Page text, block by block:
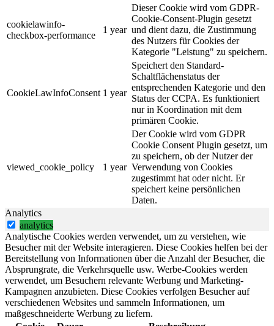
cookielawinfo-
checkbox-performance
1 year
Dieser Cookie wird vom GDPR-
Cookie-Consent-Plugin gesetzt
und dient dazu, die Zustimmung
des Nutzers für Cookies der
Kategorie "Leistung" zu speichern.
CookieLawInfoConsent 1 year
Speichert den Standard-
Schaltflächenstatus der
entsprechenden Kategorie und den
Status der CCPA. Es funktioniert
nur in Koordination mit dem
primären Cookie.
viewed_cookie_policy 1 year
Der Cookie wird vom GDPR
Cookie Consent Plugin gesetzt, um
zu speichern, ob der Nutzer der
Verwendung von Cookies
zugestimmt hat oder nicht. Er
speichert keine persönlichen
Daten.
Analytics
analytics
Analytische Cookies werden verwendet, um zu verstehen, wie
Besucher mit der Website interagieren. Diese Cookies helfen bei der
Bereitstellung von Informationen über die Anzahl der Besucher, die
Absprungrate, die Verkehrsquelle usw. Werbe-Cookies werden
verwendet, um Besuchern relevante Werbung und Marketing-
Kampagnen anzubieten. Diese Cookies verfolgen Besucher auf
verschiedenen Websites und sammeln Informationen, um
maßgeschneiderte Werbung zu liefern.